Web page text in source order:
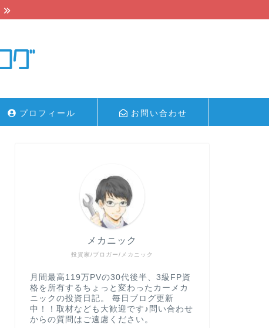
プロフィール お問い合わせ
投資家/ブロガー/メカニック
メカニック
月間最高119万PVの30代後半、3級FP資
格を所有するちょっと変わったカーメカ
ニックの投資日記。 毎日ブログ更新
中！！取材なども大歓迎です♪問い合わせ
からの質問はご遠慮ください。